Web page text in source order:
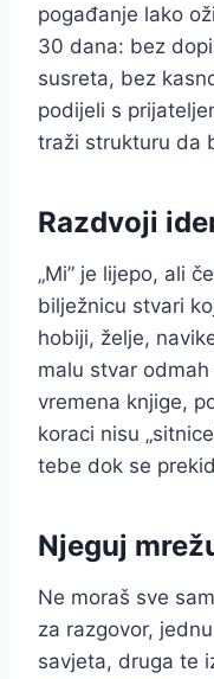
pogađanje lako
30 dana: bez
susreta, bez
podijeli s
traži strukturu da
Razdvoji
„Mi” je lijepo, ali
bilježnicu stvari
hobiji, želje,
malu stvar
vremena knjige,
koraci nisu
tebe dok se
Njeguj
Ne moraš sve
za razgovor,
savjeta, druga te